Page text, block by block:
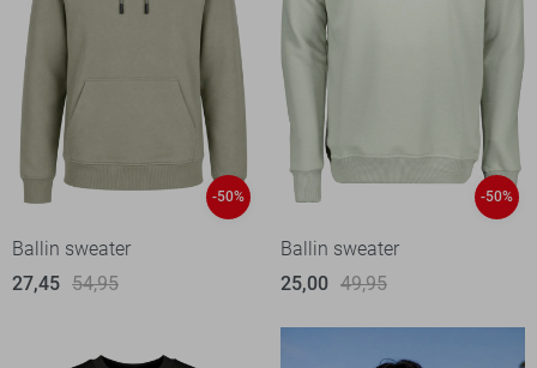
-50%
Ballin sweater
27,45 54,95
-50%
Ballin sweater
25,00 49,95